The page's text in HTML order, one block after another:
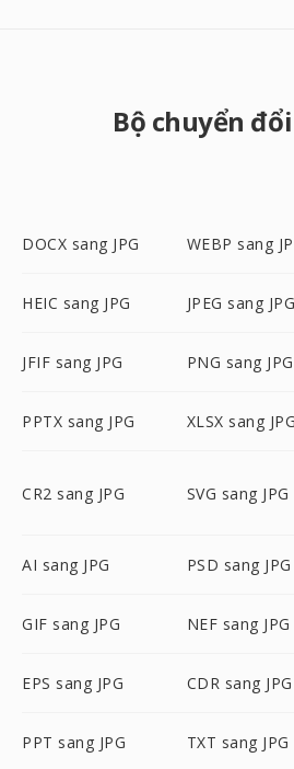
Bộ chuyển
DOCX sang JPG WEBP sang
HEIC sang JPG JPEG sang JPG
JFIF sang JPG PNG sang JPG
PPTX sang JPG XLSX sang JPG
CR2 sang JPG SVG sang JPG
AI sang JPG PSD sang JPG
GIF sang JPG NEF sang JPG
EPS sang JPG CDR sang JPG
PPT sang JPG TXT sang JPG